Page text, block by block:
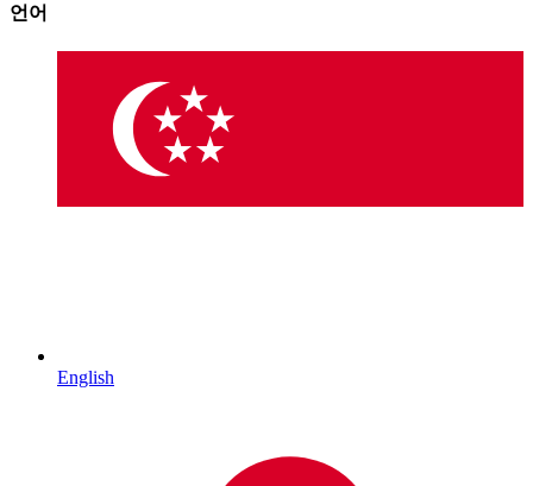
언어
English